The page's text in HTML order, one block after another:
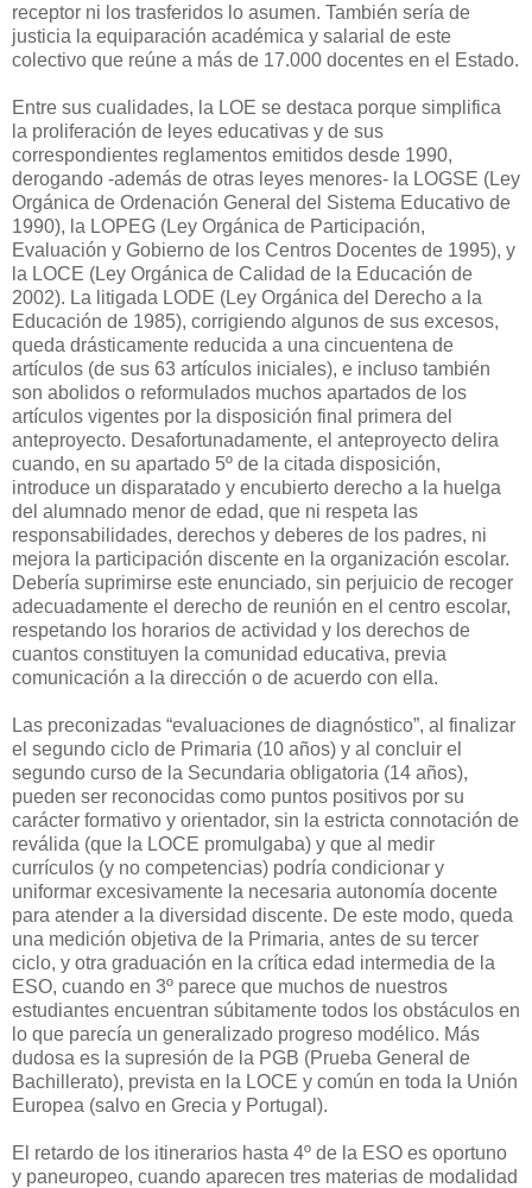
receptor ni los trasferidos lo asumen. También sería de
justicia la equiparación académica y salarial de este
colectivo que reúne a más de 17.000 docentes en el Estado.
Entre sus cualidades, la LOE se destaca porque simplifica
la proliferación de leyes educativas y de sus
correspondientes reglamentos emitidos desde 1990,
derogando -además de otras leyes menores- la LOGSE (Ley
Orgánica de Ordenación General del Sistema Educativo de
1990), la LOPEG (Ley Orgánica de Participación,
Evaluación y Gobierno de los Centros Docentes de 1995), y
la LOCE (Ley Orgánica de Calidad de la Educación de
2002). La litigada LODE (Ley Orgánica del Derecho a la
Educación de 1985), corrigiendo algunos de sus excesos,
queda drásticamente reducida a una cincuentena de
artículos (de sus 63 artículos iniciales), e incluso también
son abolidos o reformulados muchos apartados de los
artículos vigentes por la disposición final primera del
anteproyecto. Desafortunadamente, el anteproyecto delira
cuando, en su apartado 5º de la citada disposición,
introduce un disparatado y encubierto derecho a la huelga
del alumnado menor de edad, que ni respeta las
responsabilidades, derechos y deberes de los padres, ni
mejora la participación discente en la organización escolar.
Debería suprimirse este enunciado, sin perjuicio de recoger
adecuadamente el derecho de reunión en el centro escolar,
respetando los horarios de actividad y los derechos de
cuantos constituyen la comunidad educativa, previa
comunicación a la dirección o de acuerdo con ella.
Las preconizadas “evaluaciones de diagnóstico”, al finalizar
el segundo ciclo de Primaria (10 años) y al concluir el
segundo curso de la Secundaria obligatoria (14 años),
pueden ser reconocidas como puntos positivos por su
carácter formativo y orientador, sin la estricta connotación de
reválida (que la LOCE promulgaba) y que al medir
currículos (y no competencias) podría condicionar y
uniformar excesivamente la necesaria autonomía docente
para atender a la diversidad discente. De este modo, queda
una medición objetiva de la Primaria, antes de su tercer
ciclo, y otra graduación en la crítica edad intermedia de la
ESO, cuando en 3º parece que muchos de nuestros
estudiantes encuentran súbitamente todos los obstáculos en
lo que parecía un generalizado progreso modélico. Más
dudosa es la supresión de la PGB (Prueba General de
Bachillerato), prevista en la LOCE y común en toda la Unión
Europea (salvo en Grecia y Portugal).
El retardo de los itinerarios hasta 4º de la ESO es oportuno
y paneuropeo, cuando aparecen tres materias de modalidad